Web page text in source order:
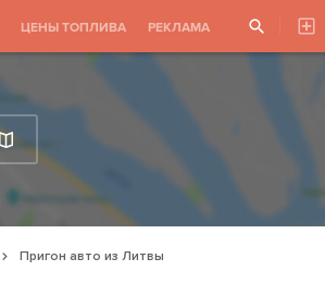
ЦЕНЫ ТОПЛИВА РЕКЛАМА
Пригон авто из Литвы